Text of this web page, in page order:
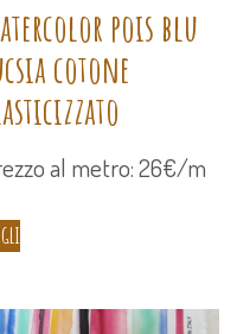
pois blu
cotone
al metro: 26€/m